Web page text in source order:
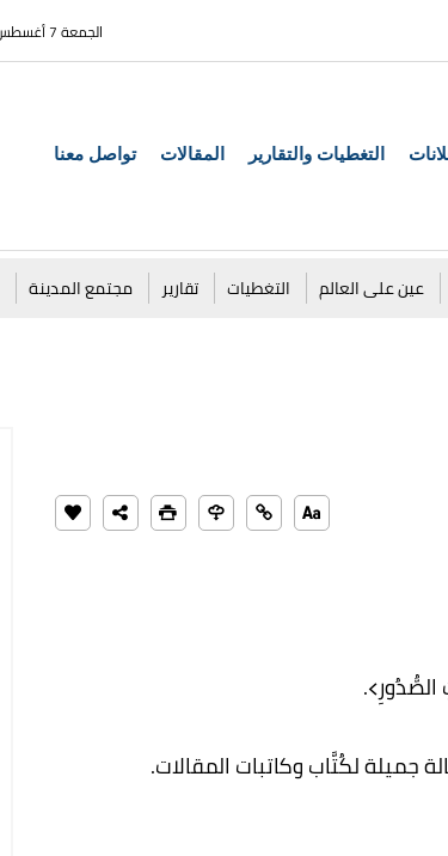
الجمعة 7 أغسطس 2026
التغطيات والتقارير المقالات تواصل معنا
عين على العالم التغطيات تقارير مجتمع المدينة
جميلة لكُتَّاب وكاتبات المقالات.